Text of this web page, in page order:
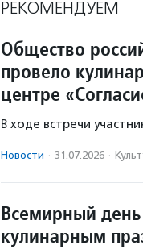
РЕКОМЕНДУЕМ
Общество
провело
центре
В ходе встречи
Новости · 31.07.2026 ·
Всемирный
кулинарным